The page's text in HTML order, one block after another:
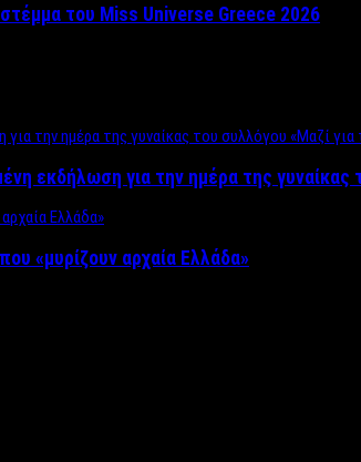
στέμμα του Miss Universe Greece 2026
εκδήλωση για την ημέρα της γυναίκας
«μυρίζουν αρχαία Ελλάδα»